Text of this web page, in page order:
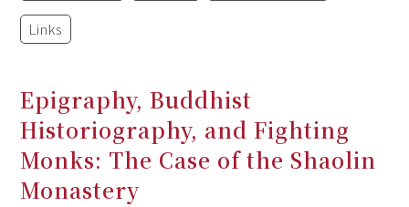
Links
Epigraphy, Buddhist
Historiography, and Fighting
Monks: The Case of the Shaolin
Monastery